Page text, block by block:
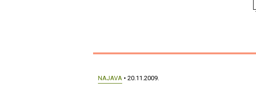
NAJAVA• 20.11.2009.